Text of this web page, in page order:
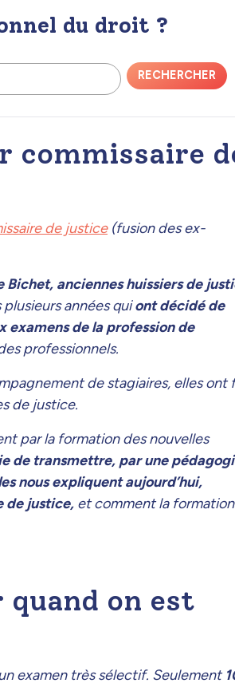
du droit ?
RECHERCHER
commissaire
de justice(fusion des ex-
Bichet, anciennes huissiers de
années quiont décidé de
examens de la profession de
professionnels.
de stagiaires, elles ont
de justice.
par la formation des nouvelles
de transmettre, par une
nous expliquent aujourd’hui,
de justice, et comment la formation
quand on est
examen très sélectif. Seulement